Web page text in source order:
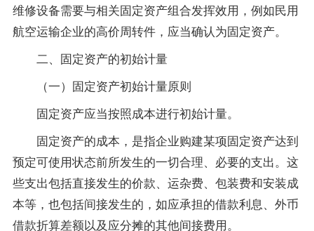
维修设备需要与相关固定资产组合发挥效用，例如民用
航空运输企业的高价周转件，应当确认为固定资产。
二、固定资产的初始计量
（一）固定资产初始计量原则
固定资产应当按照成本进行初始计量。
固定资产的成本，是指企业购建某项固定资产达到
预定可使用状态前所发生的一切合理、必要的支出。这
些支出包括直接发生的价款、运杂费、包装费和安装成
本等，也包括间接发生的，如应承担的借款利息、外币
借款折算差额以及应分摊的其他间接费用。